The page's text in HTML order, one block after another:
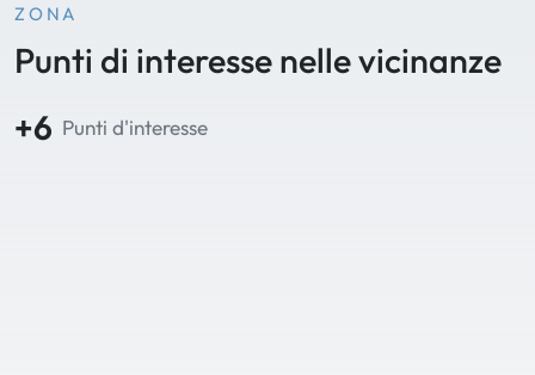
ZONA
Punti di interesse nelle vicinanze
+6 Punti d'interesse